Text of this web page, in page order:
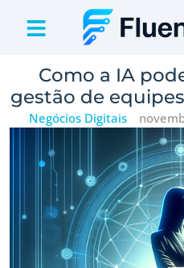
Como a IA
gestão de
Negócios Digitais